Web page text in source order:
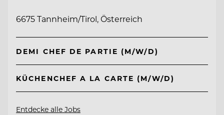
6675 Tannheim/Tirol, Österreich
DEMI CHEF DE PARTIE (M/W/D)
KÜCHENCHEF A LA CARTE (M/W/D)
Entdecke alle Jobs